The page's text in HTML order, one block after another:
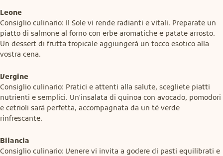
Leone
Consiglio culinario: Il Sole vi rende radianti e vitali. Preparate un
piatto di salmone al forno con erbe aromatiche e patate arrosto.
Un dessert di frutta tropicale aggiungerà un tocco esotico alla
vostra cena.
Vergine
Consiglio culinario: Pratici e attenti alla salute, scegliete piatti
nutrienti e semplici. Un'insalata di quinoa con avocado, pomodori
e cetrioli sarà perfetta, accompagnata da un tè verde
rinfrescante.
Bilancia
Consiglio culinario: Venere vi invita a godere di pasti equilibrati e